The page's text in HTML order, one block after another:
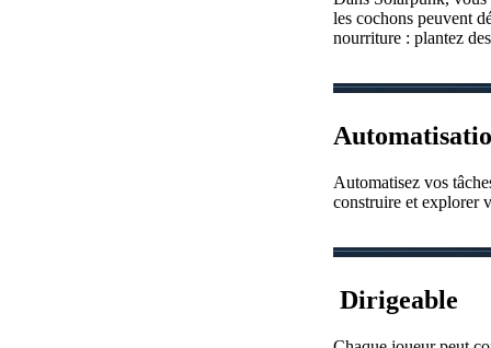
les cochons peuvent
nourriture : plantez
Automatisez vos
construire et explorer
️ Dirigeable